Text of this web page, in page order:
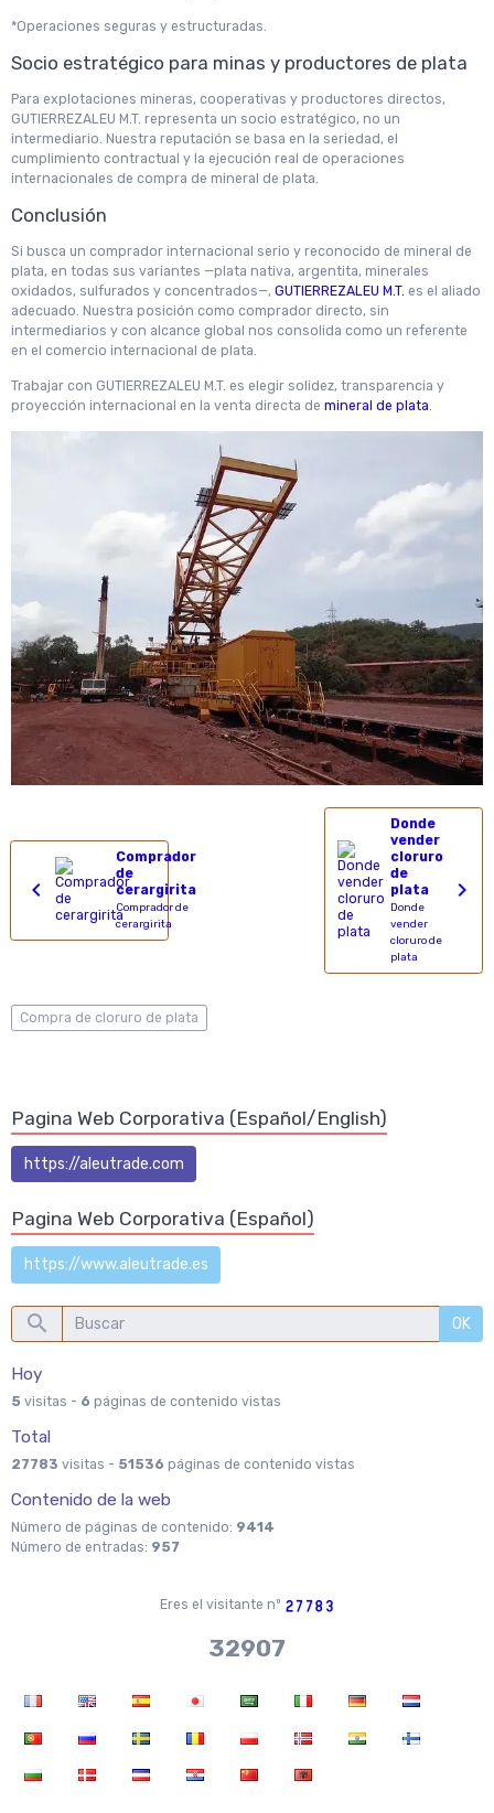
*Operaciones seguras y estructuradas.
Socio estratégico para minas y productores de plata
Para explotaciones mineras, cooperativas y productores directos,
GUTIERREZALEU M.T. representa un socio estratégico, no un
intermediario. Nuestra reputación se basa en la seriedad, el
cumplimiento contractual y la ejecución real de operaciones
internacionales de compra de mineral de plata.
Conclusión
Si busca un comprador internacional serio y reconocido de mineral de
plata, en todas sus variantes —plata nativa, argentita, minerales
oxidados, sulfurados y concentrados—, GUTIERREZALEU M.T. es el aliado
adecuado. Nuestra posición como comprador directo, sin
intermediarios y con alcance global nos consolida como un referente
en el comercio internacional de plata.
Trabajar con GUTIERREZALEU M.T. es elegir solidez, transparencia y
proyección internacional en la venta directa de mineral de plata.
Comprador
de
cerargirita
Comprador de
cerargirita
Donde
vender
cloruro
de
plata
Donde
vender
cloruro de
plata
Compra de cloruro de plata
Pagina Web Corporativa (Español/English)
https://aleutrade.com
Pagina Web Corporativa (Español)
https://www.aleutrade.es
OK
Hoy
5 visitas - 6 páginas de contenido vistas
Total
27783 visitas - 51536 páginas de contenido vistas
Contenido de la web
Número de páginas de contenido: 9414
Número de entradas: 957
Eres el visitante nº
36704